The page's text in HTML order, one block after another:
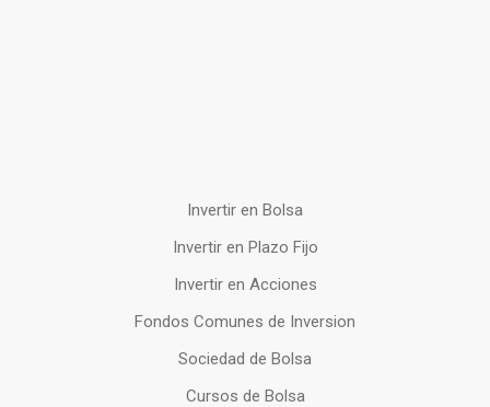
Invertir en Bolsa
Invertir en Plazo Fijo
Invertir en Acciones
Fondos Comunes de Inversion
Sociedad de Bolsa
Cursos de Bolsa